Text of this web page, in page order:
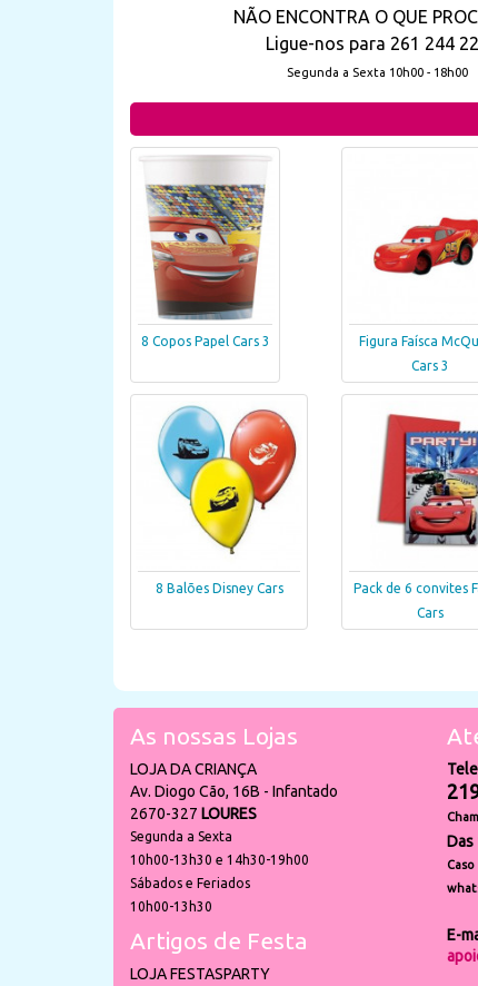
NÃO ENCONTRA O QUE
Ligue-nos para 261 244
Segunda a Sexta 10h00 - 18h00
8 Copos Papel Cars 3
Figura Faísca
Cars 3
8 Balões Disney Cars
Pack de 6 convites
Cars
As nossas Lojas
LOJA DA CRIANÇA
Av. Diogo Cão, 16B - Infantado
2670-327 LOURES
Segunda a Sexta
10h00-13h30 e 14h30-19h00
Sábados e Feriados
10h00-13h30
Artigos de Festa
LOJA FESTASPARTY
Das
E-